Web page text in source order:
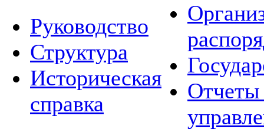
Руководство
Структура
Историческая
справка
Отчеты